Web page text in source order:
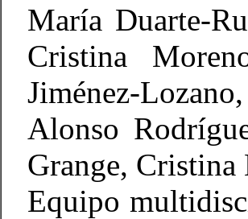
María Duarte-
Cristina
Jiménez-
Alonso
Grange, Cristina
Equipo